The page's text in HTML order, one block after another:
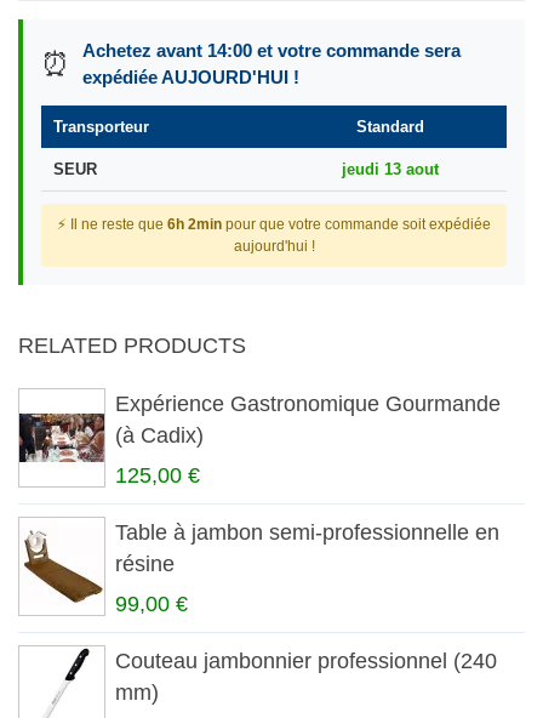
⏰
Achetez avant 14:00 et votre commande sera
expédiée AUJOURD'HUI !
Transporteur Standard
SEUR jeudi 13 aout
⚡ Il ne reste que 6h 2min pour que votre commande soit expédiée
aujourd'hui !
RELATED PRODUCTS
Expérience Gastronomique Gourmande
(à Cadix)
125,00 €
Table à jambon semi-professionnelle en
résine
99,00 €
Couteau jambonnier professionnel (240
mm)